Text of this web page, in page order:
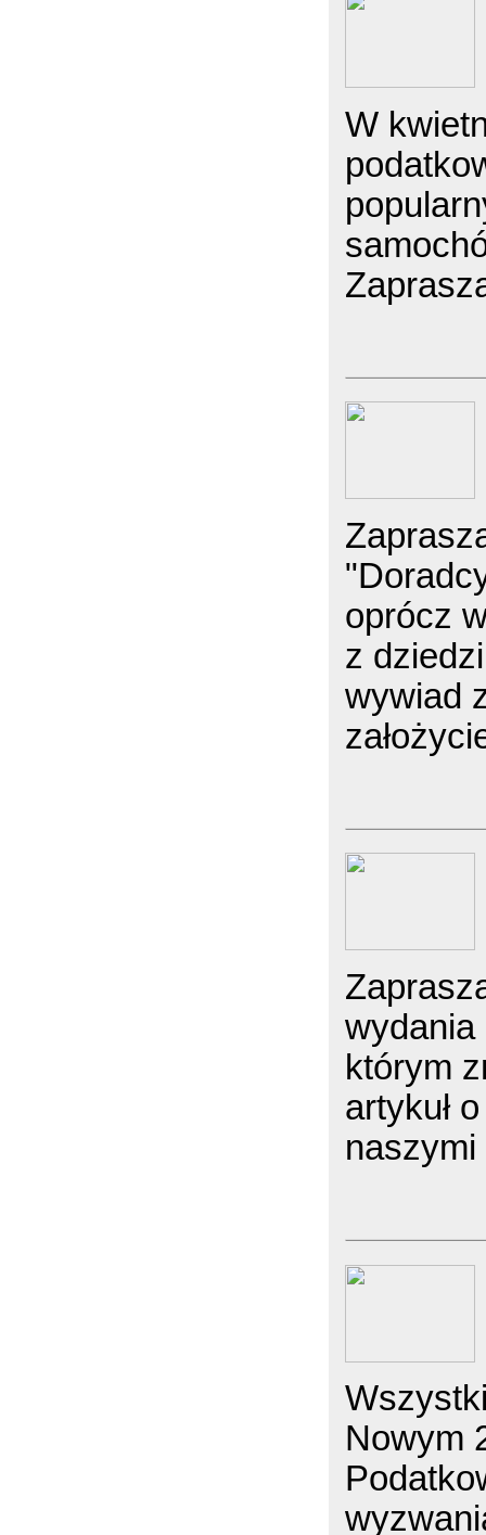
W
oprócz
z
wywiad
wydania
którym
artykuł
Nowym